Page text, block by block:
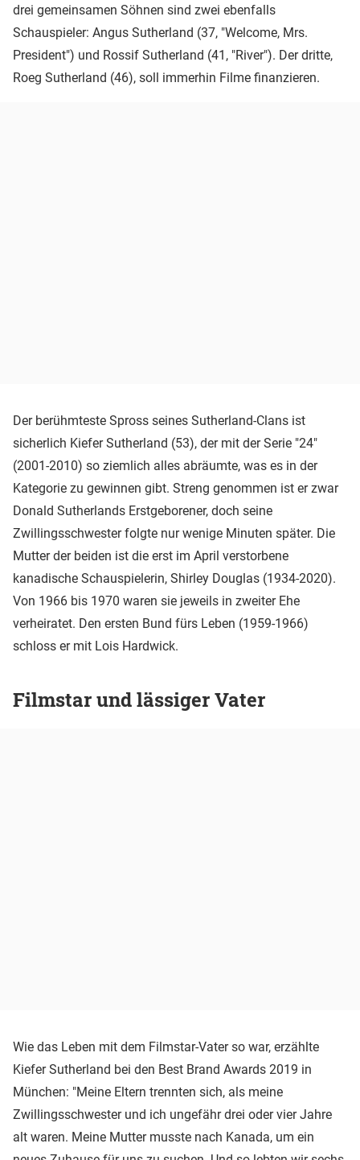
drei gemeinsamen Söhnen sind zwei ebenfalls
Schauspieler: Angus Sutherland (37, "Welcome, Mrs.
President") und Rossif Sutherland (41, "River"). Der dritte,
Roeg Sutherland (46), soll immerhin Filme finanzieren.
Der berühmteste Spross seines Sutherland-Clans ist
sicherlich Kiefer Sutherland (53), der mit der Serie "24"
(2001-2010) so ziemlich alles abräumte, was es in der
Kategorie zu gewinnen gibt. Streng genommen ist er zwar
Donald Sutherlands Erstgeborener, doch seine
Zwillingsschwester folgte nur wenige Minuten später. Die
Mutter der beiden ist die erst im April verstorbene
kanadische Schauspielerin, Shirley Douglas (1934-2020).
Von 1966 bis 1970 waren sie jeweils in zweiter Ehe
verheiratet. Den ersten Bund fürs Leben (1959-1966)
schloss er mit Lois Hardwick.
Filmstar und lässiger Vater
Wie das Leben mit dem Filmstar-Vater so war, erzählte
Kiefer Sutherland bei den Best Brand Awards 2019 in
München: "Meine Eltern trennten sich, als meine
Zwillingsschwester und ich ungefähr drei oder vier Jahre
alt waren. Meine Mutter musste nach Kanada, um ein